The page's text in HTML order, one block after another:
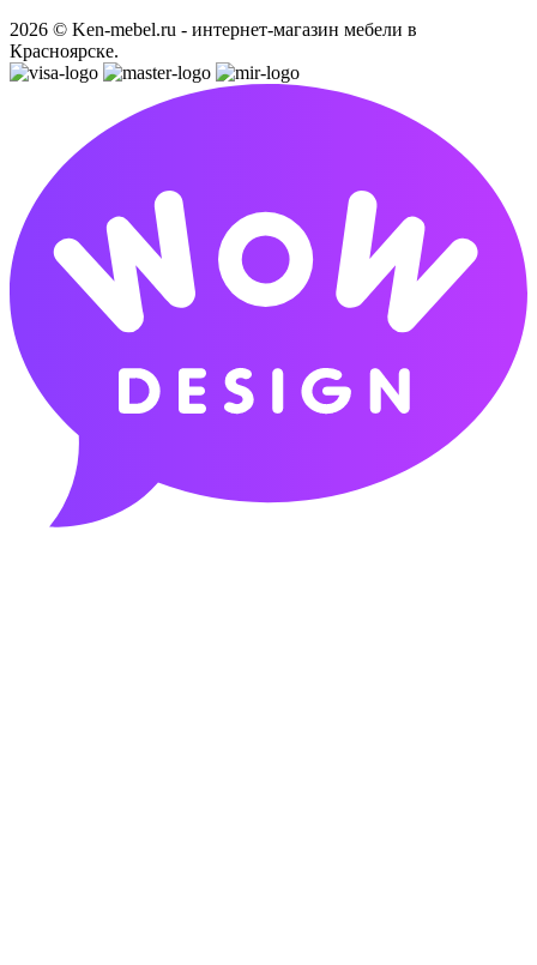
2026 © Ken-mebel.ru - интернет-магазин мебели в
Красноярске.